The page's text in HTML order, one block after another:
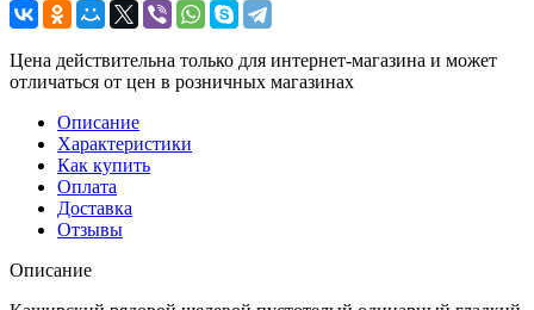
Цена действительна только для интернет-магазина и может
отличаться от цен в розничных магазинах
Описание
Характеристики
Как купить
Оплата
Доставка
Отзывы
Описание